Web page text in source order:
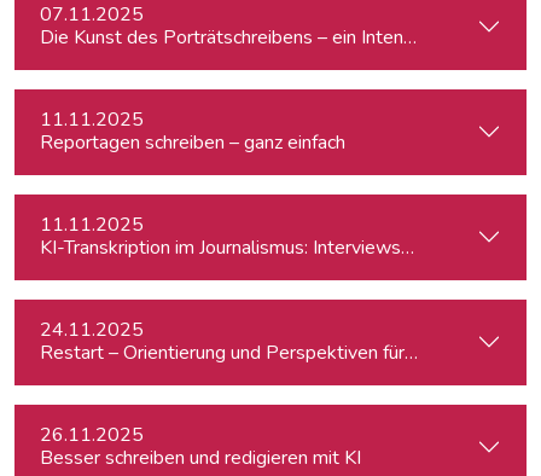
07.11.2025
Die Kunst des Porträtschreibens – ein Intensiv-Workshop
11.11.2025
Reportagen schreiben – ganz einfach
11.11.2025
KI-Transkription im Journalismus: Interviews &
24.11.2025
Restart – Orientierung und Perspektiven für Medienprofis
26.11.2025
Besser schreiben und redigieren mit KI